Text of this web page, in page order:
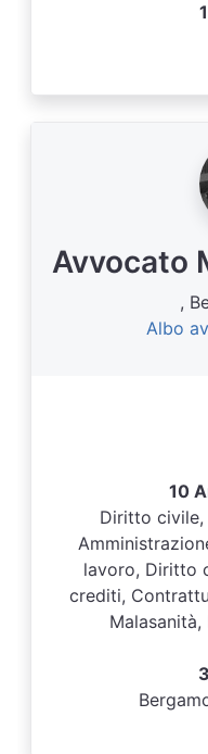
Avvocato
,
Albo
10
Diritto civile,
lavoro, Diritto
crediti,